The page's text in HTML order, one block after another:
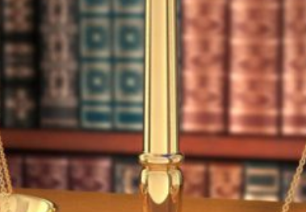
personeel
advies
Purmerend
Handige links
Downloads